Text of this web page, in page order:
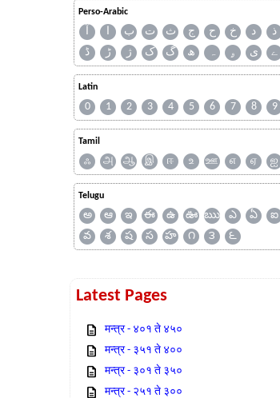
Perso-Arabic
آ ا ب ت ث ج ح خ د ذ
ڈ
ڑ ژ ک گ ھ ہ ۄ ی ے
Latin
0 1 2 3 4 5 6 7 8 9
Tamil
ஃ அ ஆ இ ஈ உ ஊ எ ஏ ஐ
Telugu
అ ఆ ఇ ఈ ఉ ఊ ఋ ఎ ఏ ఐ
వ
శ ష స హ ౧ ౩ ౬
Latest Pages
मन्त्र - ४०१ ते ४५०
मन्त्र - ३५१ ते ४००
मन्त्र - ३०१ ते ३५०
मन्त्र - २५१ ते ३००